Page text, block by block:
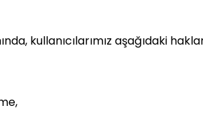
kullanıcılarımız aşağıdaki